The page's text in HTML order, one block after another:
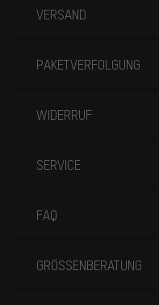
VERSAND
PAKETVERFOLGUNG
WIDERRUF
SERVICE
FAQ
GRÖSSENBERATUNG